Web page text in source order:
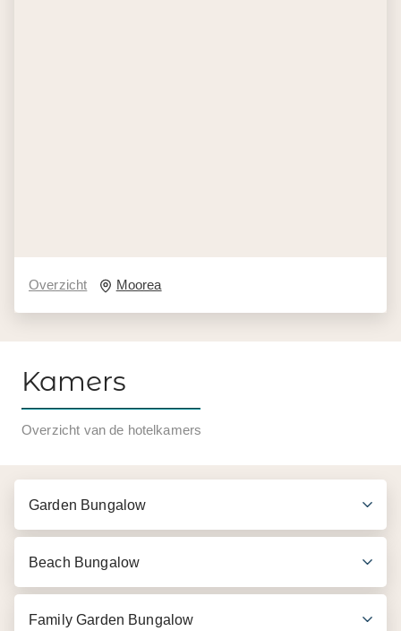
Overzicht Moorea
Kamers
Overzicht van de hotelkamers
Garden Bungalow
Beach Bungalow
Family Garden Bungalow